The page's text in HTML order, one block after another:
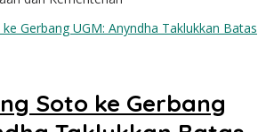
Soto ke Gerbang